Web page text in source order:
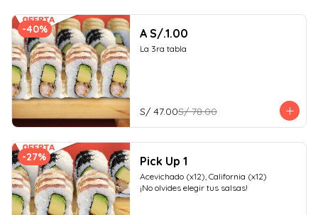
-40% A S/.1.00
La 3ra tabla
S/ 47.00S/ 78.00
-27% Pick Up 1
Acevichado (x12), California (x12)
¡No olvides elegir tus salsas!